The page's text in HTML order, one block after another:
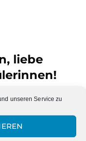
unseren Service zu
liebe
2025/2026
findet ihr,
Eltern, die